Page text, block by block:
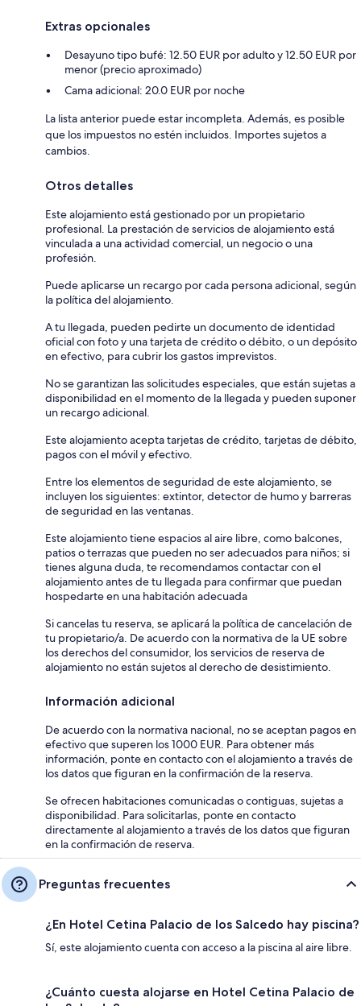
Extras opcionales
Desayuno tipo bufé: 12.50 EUR por adulto y 12.50 EUR por
menor (precio aproximado)
Cama adicional: 20.0 EUR por noche
La lista anterior puede estar incompleta. Además, es posible
que los impuestos no estén incluidos. Importes sujetos a
cambios.
Otros detalles
Este alojamiento está gestionado por un propietario
profesional. La prestación de servicios de alojamiento está
vinculada a una actividad comercial, un negocio o una
profesión.
Puede aplicarse un recargo por cada persona adicional, según
la política del alojamiento.
A tu llegada, pueden pedirte un documento de identidad
oficial con foto y una tarjeta de crédito o débito, o un depósito
en efectivo, para cubrir los gastos imprevistos.
No se garantizan las solicitudes especiales, que están sujetas a
disponibilidad en el momento de la llegada y pueden suponer
un recargo adicional.
Este alojamiento acepta tarjetas de crédito, tarjetas de débito,
pagos con el móvil y efectivo.
Entre los elementos de seguridad de este alojamiento, se
incluyen los siguientes: extintor, detector de humo y barreras
de seguridad en las ventanas.
Este alojamiento tiene espacios al aire libre, como balcones,
patios o terrazas que pueden no ser adecuados para niños; si
tienes alguna duda, te recomendamos contactar con el
alojamiento antes de tu llegada para confirmar que puedan
hospedarte en una habitación adecuada
Si cancelas tu reserva, se aplicará la política de cancelación de
tu propietario/a. De acuerdo con la normativa de la UE sobre
los derechos del consumidor, los servicios de reserva de
alojamiento no están sujetos al derecho de desistimiento.
Información adicional
De acuerdo con la normativa nacional, no se aceptan pagos en
efectivo que superen los 1000 EUR. Para obtener más
información, ponte en contacto con el alojamiento a través de
los datos que figuran en la confirmación de la reserva.
Se ofrecen habitaciones comunicadas o contiguas, sujetas a
disponibilidad. Para solicitarlas, ponte en contacto
directamente al alojamiento a través de los datos que figuran
en la confirmación de reserva.
Preguntas frecuentes
¿En Hotel Cetina Palacio de los Salcedo hay piscina?
Sí, este alojamiento cuenta con acceso a la piscina al aire libre.
¿Cuánto cuesta alojarse en Hotel Cetina Palacio de